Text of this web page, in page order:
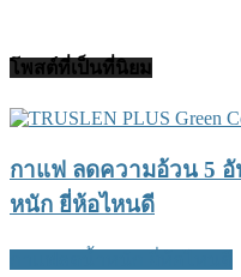
โพสต์ที่เป็นที่นิยม
กาแฟ ลดความอ้วน 5
หนัก ยี่ห้อไหนดี